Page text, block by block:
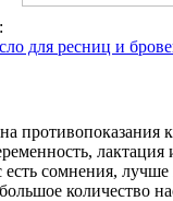
для ресниц и
противопоказания
лактация
сомнения, лучше
количество